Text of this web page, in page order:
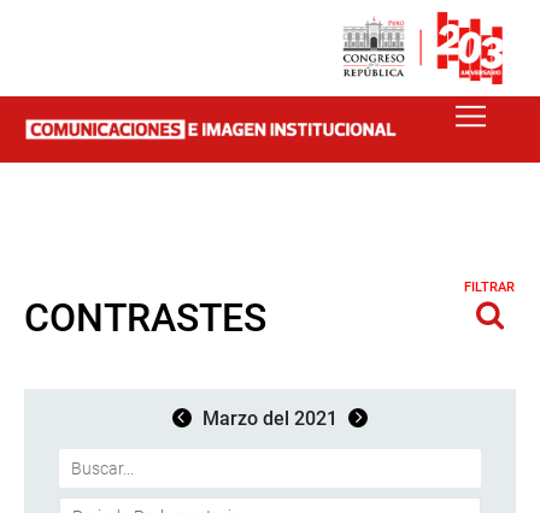
CONTRASTES
FILTRAR
Marzo del 2021